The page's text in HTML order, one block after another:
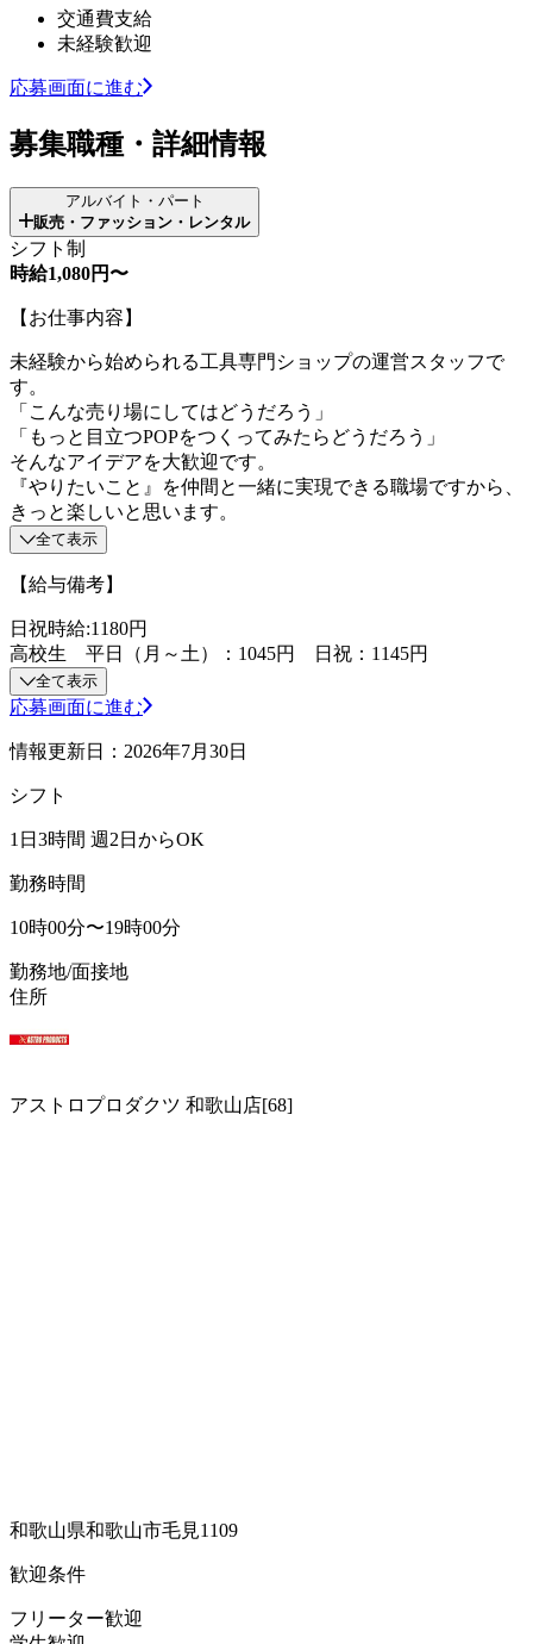
交通費支給
未経験歓迎
応募画面に進む
募集職種・詳細情報
アルバイト・パート
販売・ファッション・レンタル
シフト制
時給1,080円〜
【お仕事内容】
未経験から始められる工具専門ショップの運営スタッフで
す。
「こんな売り場にしてはどうだろう」
「もっと目立つPOPをつくってみたらどうだろう」
そんなアイデアを大歓迎です。
『やりたいこと』を仲間と一緒に実現できる職場ですから、
きっと楽しいと思います。
全て表示
【給与備考】
日祝時給:1180円
高校生 平日（月～土）：1045円 日祝：1145円
全て表示
応募画面に進む
情報更新日：2026年7月30日
シフト
1日3時間 週2日からOK
勤務時間
10時00分〜19時00分
勤務地/面接地
住所
アストロプロダクツ 和歌山店[68]
和歌山県和歌山市毛見1109
歓迎条件
フリーター歓迎